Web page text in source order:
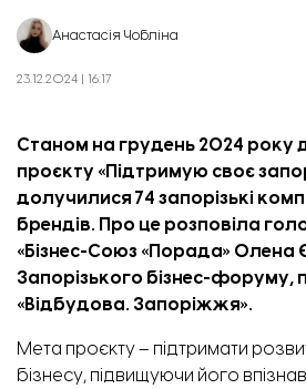
Анастасія Чобліна
23.12.2024 | 16:17
Станом на грудень 2024 року
проєкту «Підтримую своє
долучилися 74 запорізькі
брендів. Про це розповіла
«Бізнес-Союз «Порада» Олена
Запорізького бізнес-форуму,
«Відбудова. Запоріжжя».
Мета проєкту – підтримати
бізнесу, підвищуючи його